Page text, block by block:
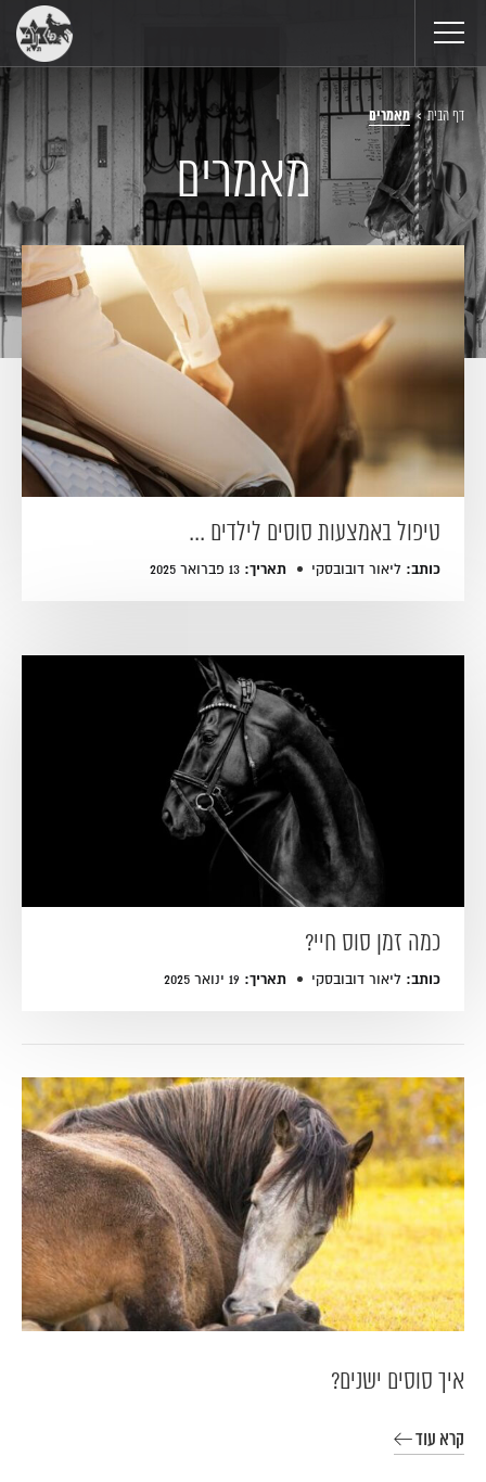
דף הבית > מאמרים
מאמרים
טיפול באמצעות סוסים לילדים ...
כותב: ליאור דובובסקי תאריך:
כמה זמן סוס חיי?
כותב: ליאור דובובסקי תאריך:
איך סוסים ישנים?
קרא עוד